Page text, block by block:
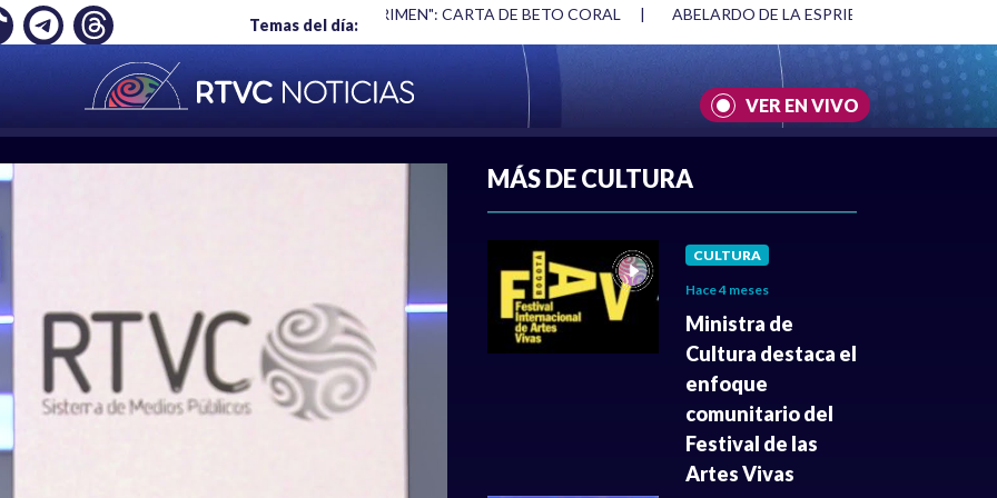
Temas del día:
EMPLEO: JP MORGAN "HABLAR NO ES UN CRIMEN": CARTA DE BETO CORAL | ABELARDO DE LA ESPRIELLA Y DMG
VER EN VIVO
MÁS DE CULTURA
CULTURA
Hace 4 meses
Ministra de
Cultura destaca el
enfoque
comunitario del
Festival de las
Artes Vivas